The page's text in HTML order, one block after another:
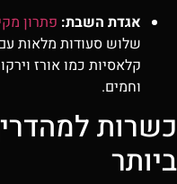
אגדת השבת: פתרון
שלוש סעודות מלאות
קלאסיות כמו אורז
וחמים.
כשרות
ביותר